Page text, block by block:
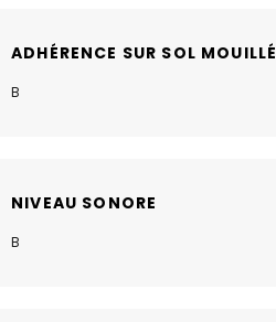
ADHÉRENCE SUR SOL MOUILLÉ
B
NIVEAU SONORE
B